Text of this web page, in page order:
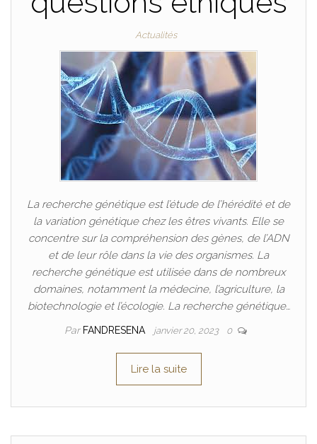
Actualités
La recherche génétique est l’étude de l’hérédité et de
la variation génétique chez les êtres vivants. Elle se
concentre sur la compréhension des gènes, de l’ADN
et de leur rôle dans la vie des organismes. La
recherche génétique est utilisée dans de nombreux
domaines, notamment la médecine, l’agriculture, la
biotechnologie et l’écologie. La recherche génétique…
Par FANDRESENA janvier 20, 2023 0
Lire la suite